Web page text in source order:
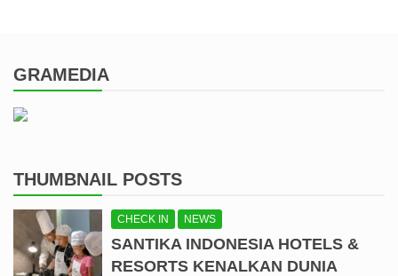
GRAMEDIA
THUMBNAIL POSTS
CHECK IN NEWS
SANTIKA INDONESIA HOTELS &
RESORTS KENALKAN DUNIA